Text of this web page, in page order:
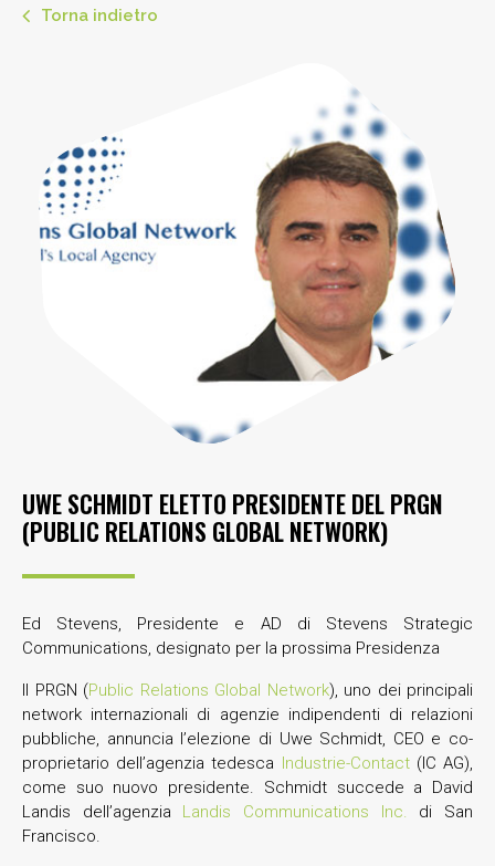
Torna indietro
UWE SCHMIDT ELETTO PRESIDENTE DEL PRGN
(PUBLIC RELATIONS GLOBAL NETWORK)
Ed Stevens, Presidente e AD di Stevens Strategic
Communications, designato per la prossima Presidenza
Il PRGN (Public Relations Global Network), uno dei principali
network internazionali di agenzie indipendenti di relazioni
pubbliche, annuncia l’elezione di Uwe Schmidt, CEO e co-
proprietario dell’agenzia tedesca Industrie-Contact(IC AG),
come suo nuovo presidente. Schmidt succede a David
Landis dell’agenzia Landis Communications Inc. di San
Francisco.